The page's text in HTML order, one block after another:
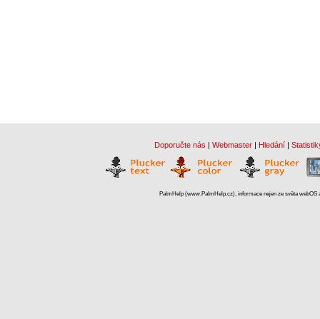
Doporučte nás | Webmaster | Hledání |
PalmHelp (www.PalmHelp.cz), informace nejen ze světa